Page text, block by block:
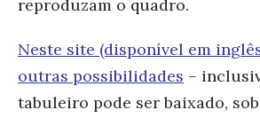
reproduzam o quadro.
Neste site (disponível em
outras possibilidades –
tabuleiro pode ser baixado,